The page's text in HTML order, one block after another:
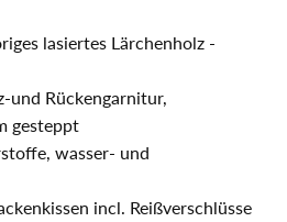
lasiertes Lärchenholz -
und Rückengarnitur,
gesteppt
wasser- und
incl. Reißverschlüsse